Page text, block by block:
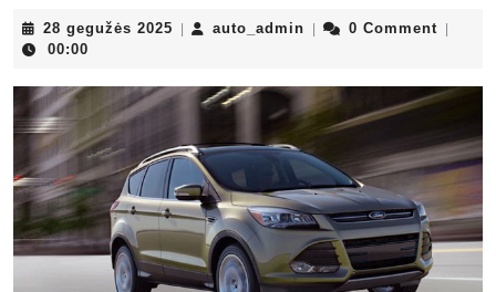
28 gegužės 2025 28
auto_admin auto_admin
0 Comment
00:00